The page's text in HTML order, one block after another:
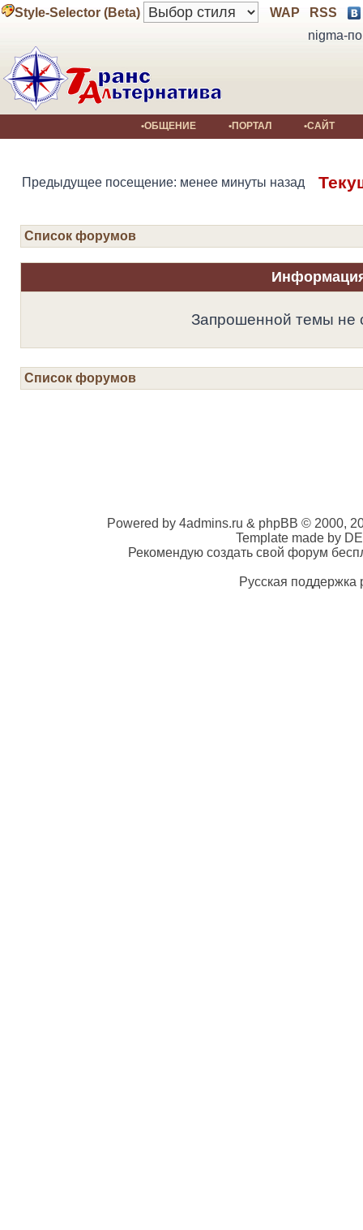
Style-Selector (Beta) WAP
RSS
nigma-
•ОБЩЕНИЕ •ПОРТАЛ •САЙТ
Предыдущее посещение: менее минуты назад
Список форумов
Запрошенной темы не
Список форумов
Powered by 4admins.ru & phpBB © 2000,
Template made by
Рекомендую создать свой форум
Русская поддержка